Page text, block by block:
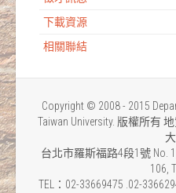
下載資源
相關聯結
Copyright © 2008 - 2015
Taiwan University. 版權所有
台北市羅斯福路4段1號 No. 1,
106,
TEL：02-33669475 .02-